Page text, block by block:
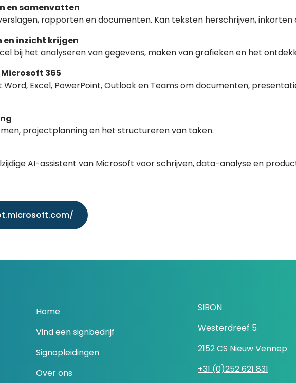
en samenvatten
rapporten en documenten. Kan teksten herschrijven, inkorten
en inzicht krijgen
bij het analyseren van gegevens, maken van grafieken en het
365
Excel, PowerPoint, Outlook en Teams om documenten,
projectplanning en het structureren van taken.
AI-assistent van Microsoft voor schrijven, data-analyse en
Home
Vind een signbedrijf
Signopleidingen
Over ons
SIBON
Westerdreef 5
2152 CS Nieuw Vennep
+31 (0)252 621 831